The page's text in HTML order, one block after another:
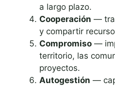
a largo plazo.
Cooperación —
y compartir
Compromiso —
territorio, las
proyectos.
Autogestión —